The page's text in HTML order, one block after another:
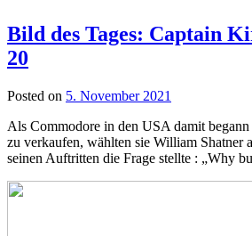
Bild des Tages: Captain
20
Posted on 5. November 2021
Als Commodore in den USA damit
zu verkaufen, wählten sie William Shatner
seinen Auftritten die Frage stellte : „Why